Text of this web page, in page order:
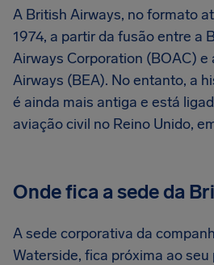
A British Airways, no formato
1974, a partir da fusão entre a
Airways Corporation (BOAC) e
Airways (BEA). No entanto, a
é ainda mais antiga e está
aviação civil no Reino Unido,
Onde fica a sede da
A sede corporativa da
Waterside, fica próxima ao